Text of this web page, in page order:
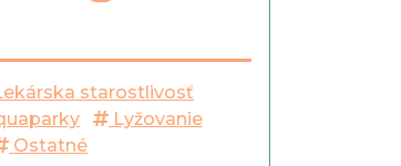
starostlivosť
Lyžovanie
Ostatné